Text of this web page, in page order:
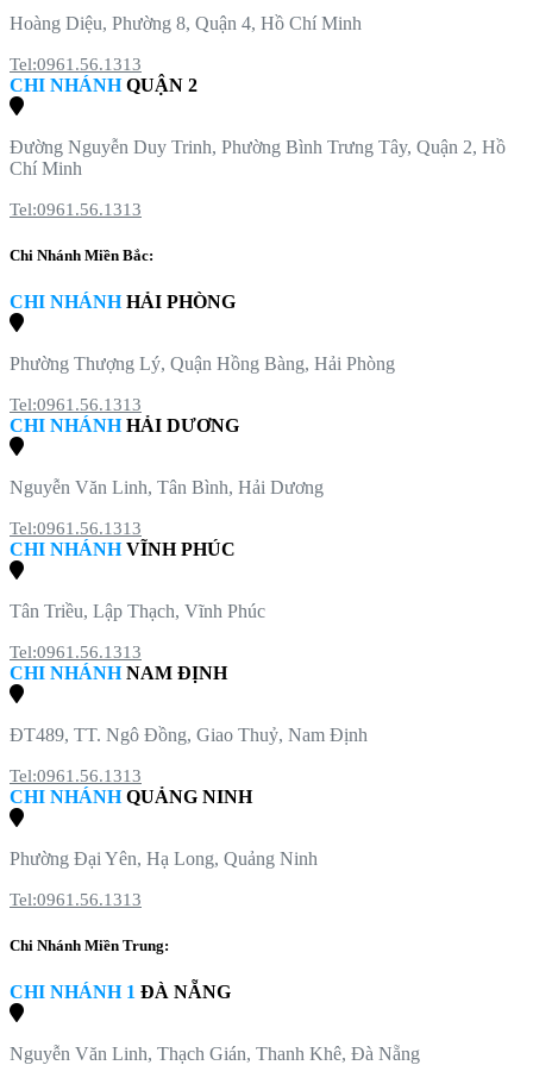
Hoàng Diệu, Phường 8, Quận 4, Hồ Chí Minh
Tel:0961.56.1313
CHI NHÁNHQUẬN 2
Đường Nguyễn Duy Trinh, Phường Bình Trưng Tây, Quận 2, Hồ
Chí Minh
Tel:0961.56.1313
Chi Nhánh Miền Bắc:
CHI NHÁNHHẢI PHÒNG
Phường Thượng Lý, Quận Hồng Bàng, Hải Phòng
Tel:0961.56.1313
CHI NHÁNHHẢI DƯƠNG
Nguyễn Văn Linh, Tân Bình, Hải Dương
Tel:0961.56.1313
CHI NHÁNHVĨNH PHÚC
Tân Triều, Lập Thạch, Vĩnh Phúc
Tel:0961.56.1313
CHI NHÁNHNAM ĐỊNH
ĐT489, TT. Ngô Đồng, Giao Thuỷ, Nam Định
Tel:0961.56.1313
CHI NHÁNHQUẢNG NINH
Phường Đại Yên, Hạ Long, Quảng Ninh
Tel:0961.56.1313
Chi Nhánh Miền Trung:
CHI NHÁNH 1 ĐÀ NẴNG
Nguyễn Văn Linh, Thạch Gián, Thanh Khê, Đà Nẵng